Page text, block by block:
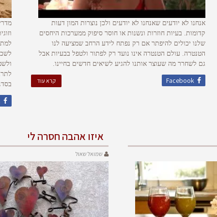
אנחנו לא יודעים שאנחנו לא יודעים ולכן נוצרות המון דעות
קדומות. בעיות חוזרות ונשנות או חוסר סיפוק ממערכות היחסים
שלנו יכולים להיפתר אם רק נפתח לידע הרחב שמציעה לנו
הטנטרה. עולם הטנטרה אינו נועד רק לפתור ולטפל בבעיות אבל
גם לשחרר מה שעוצר אותנו להגיע לשיאים חדשים בחיינו.
קרא עוד Facebook
איזו אהבה חסרה לי
שמואל שאול